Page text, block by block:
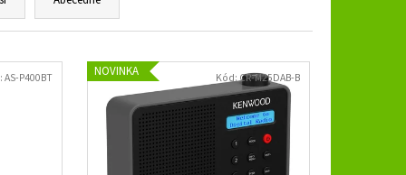
AS-P400BT NOVINKA Kód:CR-M25DAB-B